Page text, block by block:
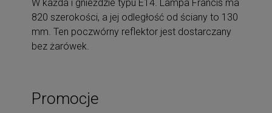
W każda i gnieździe typu E14. Lampa Francis ma
820 szerokości, a jej odległość od ściany to 130
mm. Ten poczwórny reflektor jest dostarczany
bez żarówek.
Promocje